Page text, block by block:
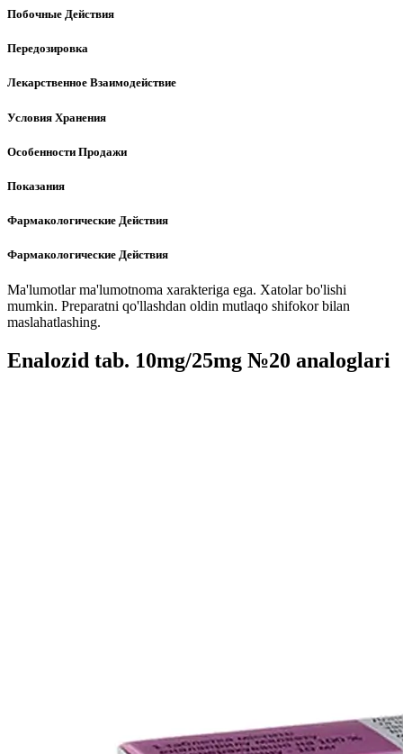
Побочные Действия
Передозировка
Лекарственное Взаимодействие
Условия Хранения
Особенности Продажи
Показания
Фармакологические Действия
Фармакологические Действия
Ma'lumotlar ma'lumotnoma xarakteriga ega. Xatolar bo'lishi
mumkin. Preparatni qo'llashdan oldin mutlaqo shifokor bilan
maslahatlashing.
Enalozid tab. 10mg/25mg №20 analoglari